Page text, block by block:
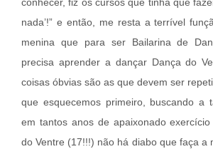
nada’!” e então, me resta a terrível
menina que para ser Bailarina de
precisa aprender a dançar Dança do
coisas óbvias são as que devem ser
que esquecemos primeiro, buscando a
em tantos anos de apaixonado
do Ventre (17!!!) não há diabo que faça a